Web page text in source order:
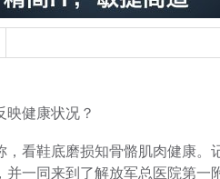
健康状况？
看鞋底磨损知骨骼肌肉健康。
并一同来到了解放军总医院第一